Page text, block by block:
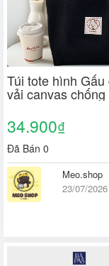
Túi tote hình Gấu
vải canvas chống
nước chắc chắn
cách đơn giản.
tiện lợi
34.900₫
Đã Bán 0
Meo.shop
23/07/